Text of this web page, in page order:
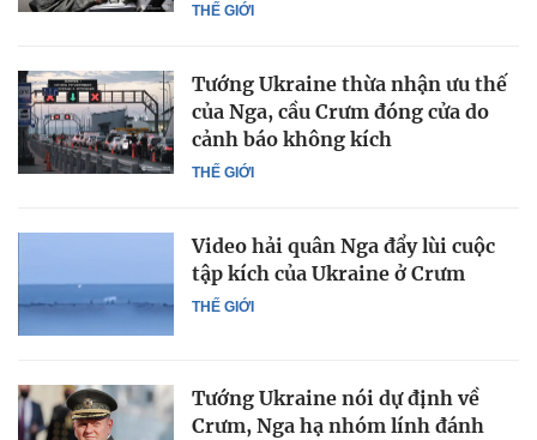
THẾ GIỚI
THẾ GIỚI
Tướng Ukraine thừa nhận ưu thế
của Nga, cầu Crưm đóng cửa do
cảnh báo không kích
THẾ GIỚI
Video hải quân Nga đẩy lùi cuộc
tập kích của Ukraine ở Crưm
Tướng Ukraine nói dự định về
Crưm, Nga hạ nhóm lính đánh